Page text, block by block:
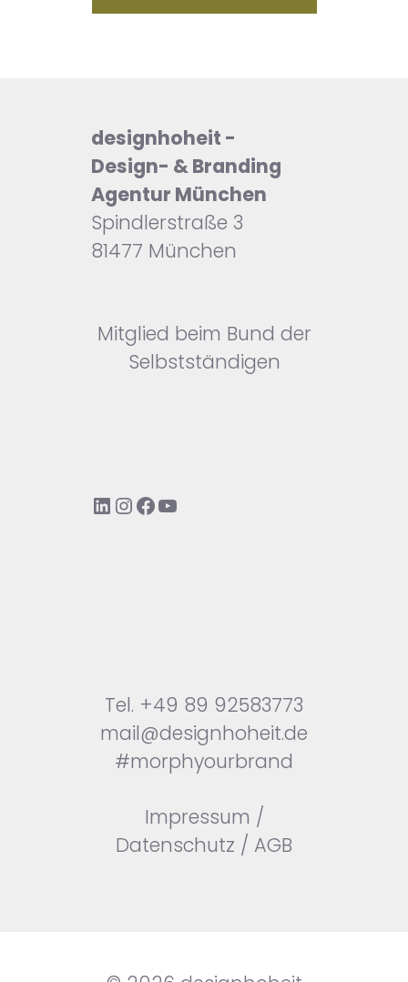
designhoheit -
Design- & Branding
Agentur München
Spindlerstraße 3
81477 München
Mitglied beim Bund der
Selbstständigen
LinkedIn
Instagram
Facebook
YouTube
Tel. +49 89 92583773
mail@designhoheit.de
#morphyourbrand
Impressum /
Datenschutz / AGB